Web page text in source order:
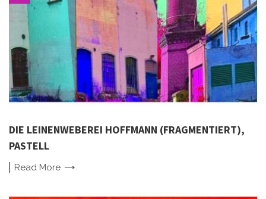
DIE LEINENWEBEREI HOFFMANN (FRAGMENTIERT),
PASTELL
Read More